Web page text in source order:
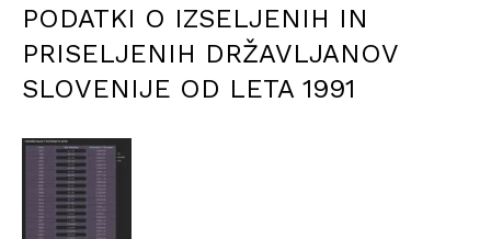
PODATKI O IZSELJENIH IN
PRISELJENIH DRŽAVLJANOV
SLOVENIJE OD LETA 1991